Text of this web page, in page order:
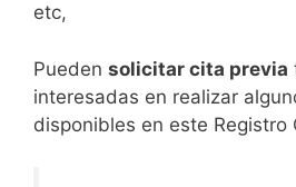
etc,
​Pueden solicitar cita previa
interesadas en realizar
disponibles en este Registro